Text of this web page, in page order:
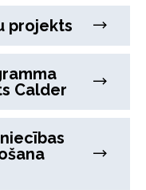
projekts
Calder